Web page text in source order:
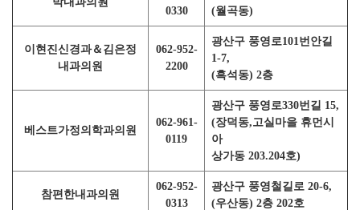
0330 (월곡동)
이현진신경과＆김은정
내과의원
062-952-
2200
광산구 풍영로101번안길
1-7,
(흑석동) 2층
베스트가정의학과의원
062-961-
0119
광산구 풍영로330번길 15,
(장덕동,고실마을 휴먼시
아
상가동 203.204호)
참편한내과의원
062-952-
0313
광산구 풍영철길로 20-6,
(우산동) 2층 202호